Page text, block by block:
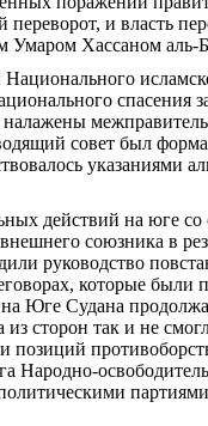
и власть
Умаром Хассаном
спасения
совет был
указаниями
действий на юге
внешнего союзника в
руководство
которые
Юге Судана
сторон так и не
позиций
Народно-
партиями